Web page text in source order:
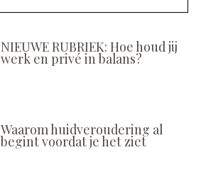
NIEUWE RUBRIEK: Hoe houd jij
werk en privé in balans?
Waarom huidveroudering al
begint voordat je het ziet